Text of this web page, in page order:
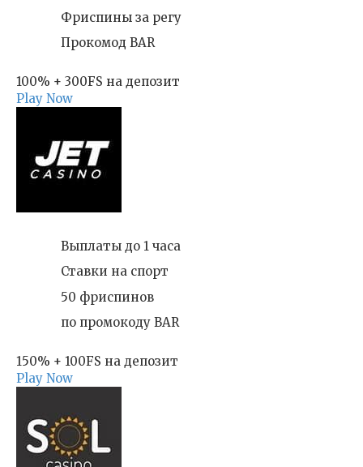
Фриспины за регу
Прокомод BAR
100% + 300FS на депозит
Play Now
Выплаты до 1 часа
Ставки на спорт
50 фриспинов
по промокоду BAR
150% + 100FS на депозит
Play Now